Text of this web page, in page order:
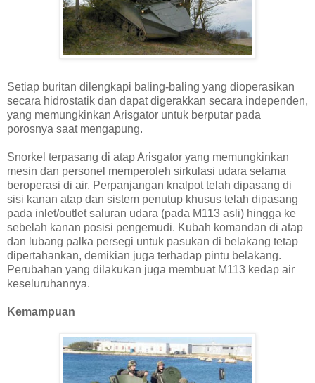
Setiap buritan dilengkapi baling-baling yang dioperasikan
secara hidrostatik dan dapat digerakkan secara independen,
yang memungkinkan Arisgator untuk berputar pada
porosnya saat mengapung.
Snorkel terpasang di atap Arisgator yang memungkinkan
mesin dan personel memperoleh sirkulasi udara selama
beroperasi di air. Perpanjangan knalpot telah dipasang di
sisi kanan atap dan sistem penutup khusus telah dipasang
pada inlet/outlet saluran udara (pada M113 asli) hingga ke
sebelah kanan posisi pengemudi. Kubah komandan di atap
dan lubang palka persegi untuk pasukan di belakang tetap
dipertahankan, demikian juga terhadap pintu belakang.
Perubahan yang dilakukan juga membuat M113 kedap air
keseluruhannya.
Kemampuan